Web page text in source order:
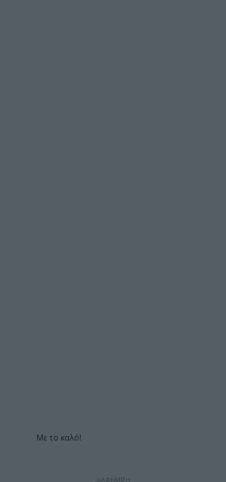
Με το καλό!
ΔΙΑΦΗΜΙΣΗ